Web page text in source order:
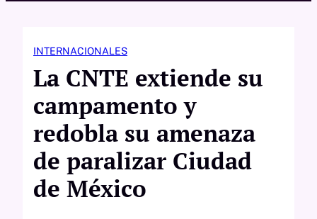
INTERNACIONALES
La CNTE extiende su
campamento y
redobla su amenaza
de paralizar Ciudad
de México